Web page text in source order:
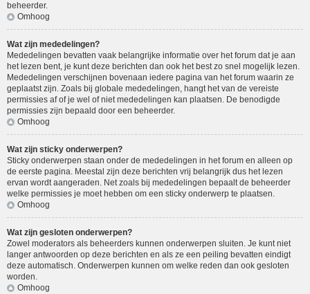
beheerder.
Omhoog
Wat zijn mededelingen?
Mededelingen bevatten vaak belangrijke informatie over het forum dat je aan
het lezen bent, je kunt deze berichten dan ook het best zo snel mogelijk lezen.
Mededelingen verschijnen bovenaan iedere pagina van het forum waarin ze
geplaatst zijn. Zoals bij globale mededelingen, hangt het van de vereiste
permissies af of je wel of niet mededelingen kan plaatsen. De benodigde
permissies zijn bepaald door een beheerder.
Omhoog
Wat zijn sticky onderwerpen?
Sticky onderwerpen staan onder de mededelingen in het forum en alleen op
de eerste pagina. Meestal zijn deze berichten vrij belangrijk dus het lezen
ervan wordt aangeraden. Net zoals bij mededelingen bepaalt de beheerder
welke permissies je moet hebben om een sticky onderwerp te plaatsen.
Omhoog
Wat zijn gesloten onderwerpen?
Zowel moderators als beheerders kunnen onderwerpen sluiten. Je kunt niet
langer antwoorden op deze berichten en als ze een peiling bevatten eindigt
deze automatisch. Onderwerpen kunnen om welke reden dan ook gesloten
worden.
Omhoog